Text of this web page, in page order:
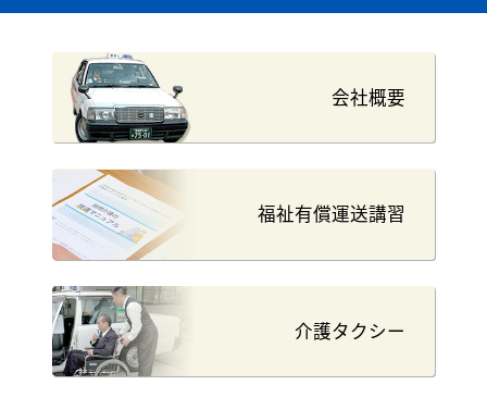
会社概要
福祉有償運送講習
介護タクシー